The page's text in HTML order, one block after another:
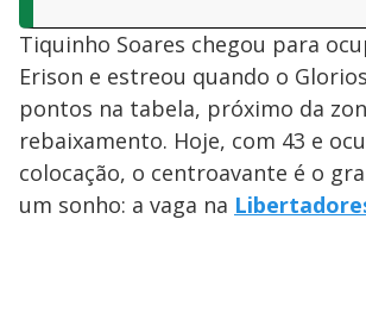
Tiquinho Soares chegou para
Erison e estreou quando o
pontos na tabela, próximo da
rebaixamento. Hoje, com 43 e
colocação, o centroavante é o
um sonho: a vaga na